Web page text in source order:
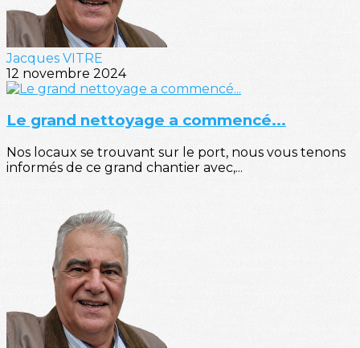
Jacques VITRE
12 novembre 2024
Le grand nettoyage a commencé...
Nos locaux se trouvant sur le port, nous vous tenons
informés de ce grand chantier avec,...